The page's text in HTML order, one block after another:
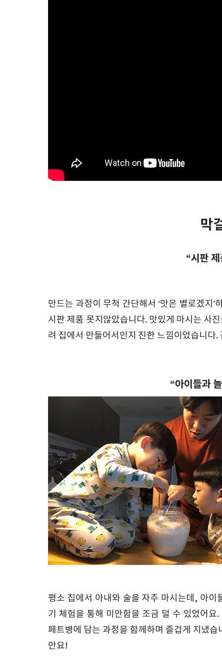
막
“시판
만드는 과정이 무척 간단해서 ‘맛은 별로겠지
시판 제품 못지않았습니다. 맛있게 마시는 사
려 집에서 만들어서인지 진한 느낌이었습니다.
“아이들과
평소 집에서 아내와 술을 자주 마시는데, 아
기 체험을 통해 미안함을 조금 덜 수 있었어
페트병에 담는 과정을 함께하며 즐겁게 지냈
만요!